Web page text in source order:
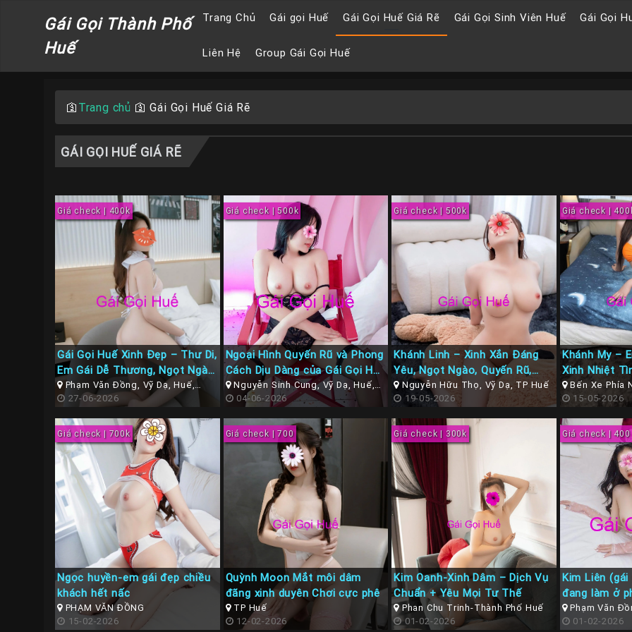
Gái Gọi Thành Phố
Huế
Trang Chủ Gái gọi Huế Gái Gọi Huế Giá Rẽ Gái Gọi Sinh Viên Huế Gái Gọi
Liên Hệ Group Gái Gọi Huế
🛐 Trang chủ 🛐Gái Gọi Huế Giá Rẽ
GÁI GỌI HUẾ GIÁ RẼ
Giá check | 400k
Gái Gọi Huế Xinh Đẹp – Thư Di,
Em Gái Dễ Thương, Ngọt Ngào
Như Nước Mía Luôn
Phạm Văn Đồng, Vỹ Dạ, Huế,
Thừa Thiên Huế
27-06-2026
Giá check | 500k
Ngoại Hình Quyến Rũ và Phong
Cách Dịu Dàng của Gái Gọi Huế
Hoài An
Nguyễn Sinh Cung, Vỹ Dạ, Huế,
Thừa Thiên Huế
04-06-2026
Giá check | 500k
Khánh Linh – Xinh Xắn Đáng
Yêu, Ngọt Ngào, Quyến Rũ,
Chuẩn Gu Gái Ngon Lên Sóng
Nguyễn Hữu Thọ, Vỹ Dạ, TP Huế
19-05-2026
Giá check |
Khánh My –
Xinh Nhiệt
Bến Xe Phía
15-05-2026
Giá check | 700k
Ngọc huyền-em gái đẹp chiều
khách hết nấc
PHẠM VĂN ĐỒNG
15-02-2026
Giá check | 700
Quỳnh Moon Mắt môi dâm
đãng xinh duyên Chơi cực phê
TP Huế
12-02-2026
Giá check | 300k
Kim Oanh-Xinh Dâm – Dịch Vụ
Chuẩn + Yêu Mọi Tư Thế
Phan Chu Trinh-Thành Phố Huế
01-02-2026
Giá check | 400
Kim Liên
đang làm ở
vỹ dạ TP Huế
Phạm Văn
Thừa Thiên Huế
01-02-2026